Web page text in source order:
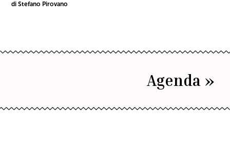
di Stefano Pirovano
Agenda »